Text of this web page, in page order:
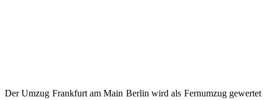
Der Umzug Frankfurt am Main Berlin wird als Fernumzug gewertet